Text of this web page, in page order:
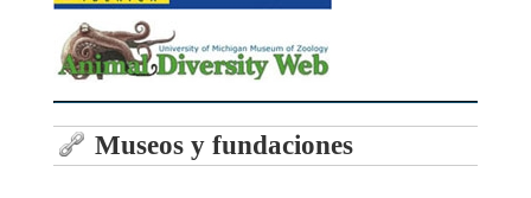
Museos y fundaciones